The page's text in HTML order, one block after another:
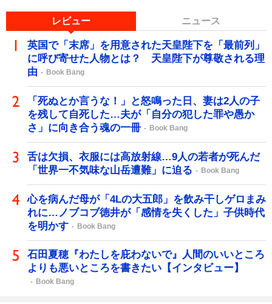
レビュー ニュース
英国で「末席」を用意された天皇陛下を「最前列」
に呼び寄せた人物とは？ 天皇陛下が尊敬される理
由
Book Bang
「死ぬとか言うな！」と怒鳴った日、妻は2人の子
を残して自死した…夫が「自分の犯した罪や愚か
さ」に向き合う魂の一冊
Book Bang
舌は欠損、衣服には高放射線…9人の若者が死んだ
「世界一不気味な山岳遭難」に迫る
Book Bang
心を病んだ母が「4Lの大五郎」を飲み干しゲロまみ
れに…ノブコブ徳井が「感情を失くした」子供時代
を明かす
Book Bang
石田夏穂『わたしを庇わないで』人間のいいところ
よりも悪いところを書きたい【インタビュー】
Book Bang